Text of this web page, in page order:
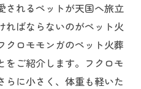
されるペットが天国へ旅立
ればならないのがペット火
クロモモンガのペット火葬
をご紹介します。フクロモ
らに小さく、体重も軽いた